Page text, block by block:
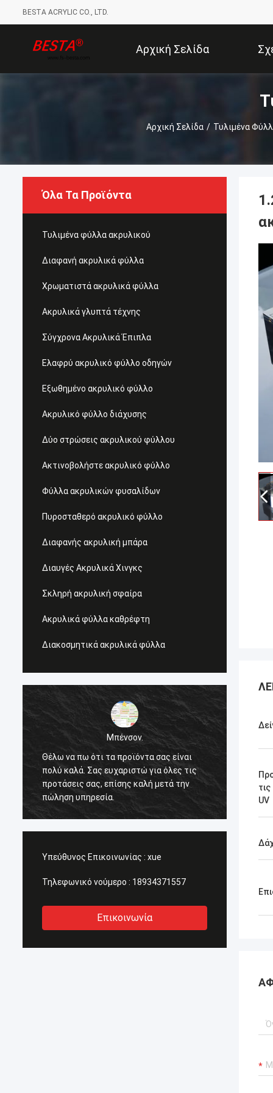
BESTA ACRYLIC CO., LTD.
Αρχική Σελίδα
Αρχική Σελίδα / Τυλιμένα
Όλα Τα Προϊόντα
Τυλιμένα φύλλα ακρυλικού
Διαφανή ακρυλικά φύλλα
Χρωματιστά ακρυλικά φύλλα
Ακρυλικά γλυπτά τέχνης
Σύγχρονα Ακρυλικά Έπιπλα
Ελαφρύ ακρυλικό φύλλο οδηγών
Εξωθημένο ακρυλικό φύλλο
Ακρυλικό φύλλο διάχυσης
Δύο στρώσεις ακρυλικού φύλλου
Ακτινοβολήστε ακρυλικό φύλλο
Φύλλα ακρυλικών φυσαλίδων
Πυροσταθερό ακρυλικό φύλλο
Διαφανής ακρυλική μπάρα
Διαυγές Ακρυλικά Χινγκς
Σκληρή ακρυλική σφαίρα
Ακρυλικά φύλλα καθρέφτη
Διακοσμητικά ακρυλικά φύλλα
Μπένσον.
Θέλω να πω ότι τα προϊόντα σας είναι
πολύ καλά. Σας ευχαριστώ για όλες τις
προτάσεις σας, επίσης καλή μετά την
πώληση υπηρεσία.
πολύ
Υπεύθυνος Επικοινωνίας : xue
Τηλεφωνικό νούμερο : 18934371557
Επικοινωνία
UV